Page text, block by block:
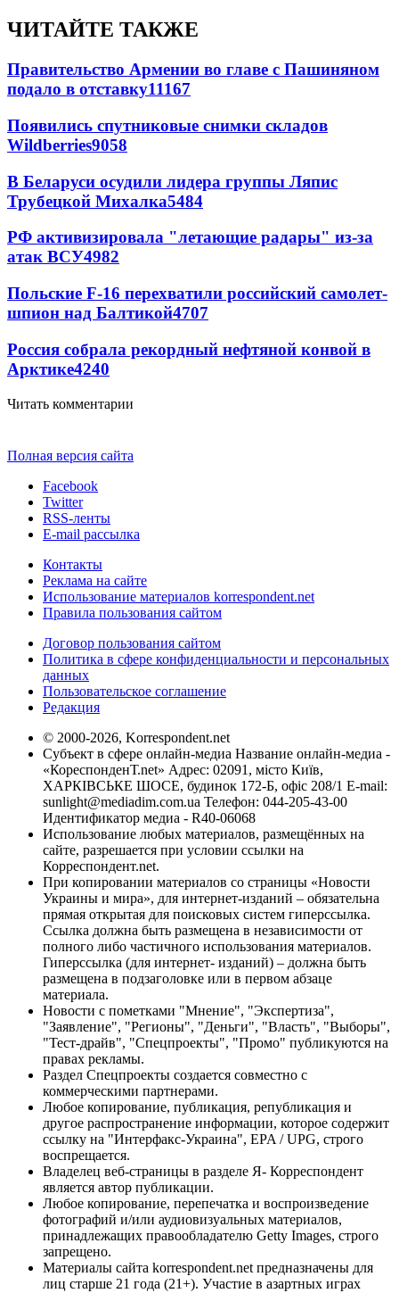
ЧИТАЙТЕ ТАКЖЕ
Правительство Армении во главе с Пашиняном
подало в отставку11167
Появились спутниковые снимки складов
Wildberries9058
В Беларуси осудили лидера группы Ляпис
Трубецкой Михалка5484
РФ активизировала "летающие радары" из-за
атак ВСУ4982
Польские F-16 перехватили российский самолет-
шпион над Балтикой4707
Россия собрала рекордный нефтяной конвой в
Арктике4240
Читать комментарии
Полная версия сайта
Facebook
Twitter
RSS-ленты
E-mail рассылка
Контакты
Реклама на сайте
Использование материалов korrespondent.net
Правила пользования сайтом
Договор пользования сайтом
Политика в сфере конфиденциальности и персональных
данных
Пользовательское соглашение
Редакция
© 2000-2026, Korrespondent.net
Субъект в сфере онлайн-медиа Название онлайн-медиа -
«КореспонденТ.net» Адрес: 02091, місто Київ,
ХАРКІВСЬКЕ ШОСЕ, будинок 172-Б, офіс 208/1 E-mail:
sunlight@mediadim.com.ua Телефон: 044-205-43-00
Идентификатор медиа - R40-06068
Использование любых материалов, размещённых на
сайте, разрешается при условии ссылки на
Корреспондент.net.
При копировании материалов со страницы «Новости
Украины и мира», для интернет-изданий – обязательна
прямая открытая для поисковых систем гиперссылка.
Ссылка должна быть размещена в независимости от
полного либо частичного использования материалов.
Гиперссылка (для интернет- изданий) – должна быть
размещена в подзаголовке или в первом абзаце
материала.
Новости с пометками "Мнение", "Экспертиза",
"Заявление", "Регионы", "Деньги", "Власть", "Выборы",
"Тест-драйв", "Спецпроекты", "Промо" публикуются на
правах рекламы.
Раздел Спецпроекты создается совместно с
коммерческими партнерами.
Любое копирование, публикация, републикация и
другое распространение информации, которое содержит
ссылку на "Интерфакс-Украина", EPA / UPG, строго
воспрещается.
Владелец веб-страницы в разделе Я- Корреспондент
является автор публикации.
Любое копирование, перепечатка и воспроизведение
фотографий и/или аудиовизуальных материалов,
принадлежащих правообладателю Getty Images, строго
запрещено.
Материалы сайта korrespondent.net предназначены для
лиц старше 21 года (21+). Участие в азартных играх